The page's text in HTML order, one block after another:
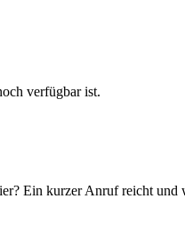
verfügbar ist.
Ein kurzer Anruf reicht